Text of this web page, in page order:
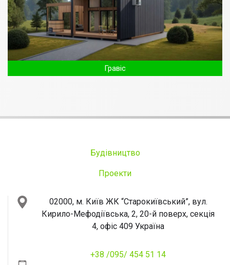
Гравіс
Будівництво
Проекти
02000, м. Київ ЖК “Старокиївський”, вул.
Кирило-Мефодіївська, 2, 20-й поверх, секція
4, офіс 409 Україна
+38 /095/ 454 51 14